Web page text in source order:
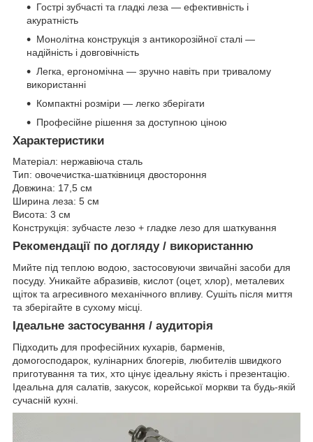
Гострі зубчасті та гладкі леза — ефективність і
акуратність
Монолітна конструкція з антикорозійної сталі —
надійність і довговічність
Легка, ергономічна — зручно навіть при тривалому
використанні
Компактні розміри — легко зберігати
Професійне рішення за доступною ціною
Характеристики
Матеріал: нержавіюча сталь
Тип: овочечистка-шатківниця двостороння
Довжина: 17,5 см
Ширина леза: 5 см
Висота: 3 см
Конструкція: зубчасте лезо + гладке лезо для шаткування
Рекомендації по догляду / використанню
Мийте під теплою водою, застосовуючи звичайні засоби для
посуду. Уникайте абразивів, кислот (оцет, хлор), металевих
щіток та агресивного механічного впливу. Сушіть після миття
та зберігайте в сухому місці.
Ідеальне застосування / аудиторія
Підходить для професійних кухарів, барменів,
домогосподарок, кулінарних блогерів, любителів швидкого
приготування та тих, хто цінує ідеальну якість і презентацію.
Ідеальна для салатів, закусок, корейської моркви та будь-якій
сучасній кухні.